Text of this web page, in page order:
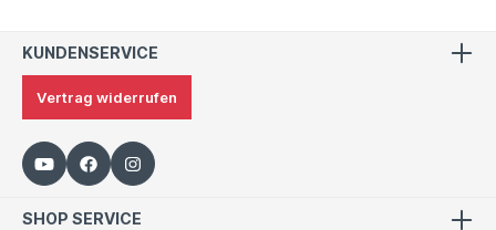
KUNDENSERVICE
Vertrag widerrufen
SHOP SERVICE